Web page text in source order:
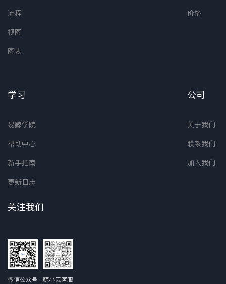
流程
视图
图表
价格
学习
易鲸学院
帮助中心
新手指南
更新日志
公司
关于我们
联系我们
加入我们
关注我们
微信公众号 鲸小云客服